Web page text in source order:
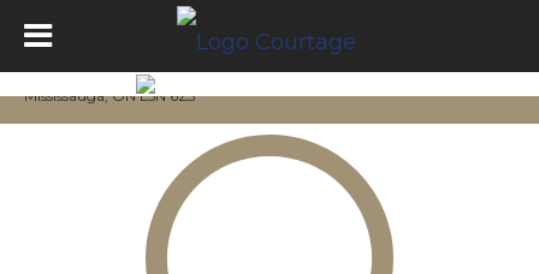
Mississauga, ON L5N 6Z3